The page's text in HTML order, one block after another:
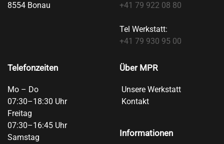
8554 Bonau
+41 79 922 08 80
Tel Werkstatt:
+41 79 930 95 00
Telefonzeiten
Mo – Do
07:30–18:30 Uhr
Freitag
07:30–16:45 Uhr
Samstag
Über MPR
Unsere Werkstatt
Kontakt
Informationen